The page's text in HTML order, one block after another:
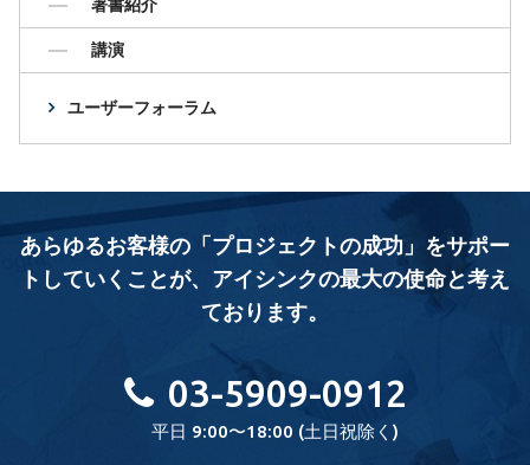
著書紹介
講演
ユーザーフォーラム
あらゆるお客様の「プロジェクトの成功」をサポー
トしていくことが、 アイシンクの最大の使命と考え
ております。
03-5909-0912
平日 9:00〜18:00 (土日祝除く)